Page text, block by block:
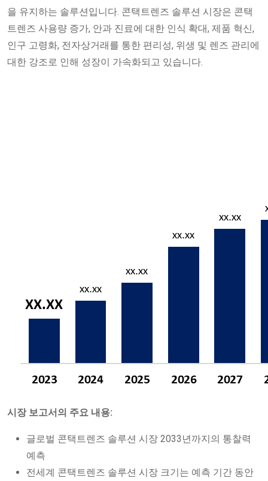
을 유지하는 솔루션입니다. 콘택트렌즈 솔루션 시장은 콘택
트렌즈 사용량 증가, 안과 진료에 대한 인식 확대, 제품 혁신,
인구 고령화, 전자상거래를 통한 편리성, 위생 및 렌즈 관리에
대한 강조로 인해 성장이 가속화되고 있습니다.
시장 보고서의 주요 내용:
글로벌 콘택트렌즈 솔루션 시장 2033년까지의 통찰력
예측
전세계 콘택트렌즈 솔루션 시장 크기는 예측 기간 동안